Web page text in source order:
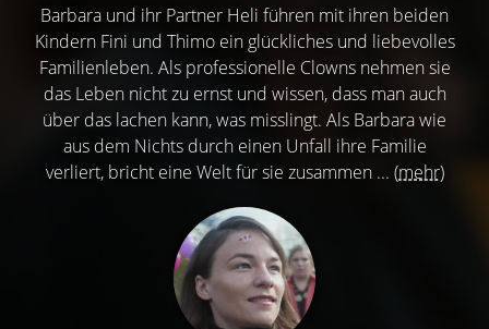
Barbara und ihr Partner Heli führen mit ihren beiden
Kindern Fini und Thimo ein glückliches und liebevolles
Familienleben. Als professionelle Clowns nehmen sie
das Leben nicht zu ernst und wissen, dass man auch
über das lachen kann, was misslingt. Als Barbara wie
aus dem Nichts durch einen Unfall ihre Familie
verliert, bricht eine Welt für sie zusammen ... (mehr)